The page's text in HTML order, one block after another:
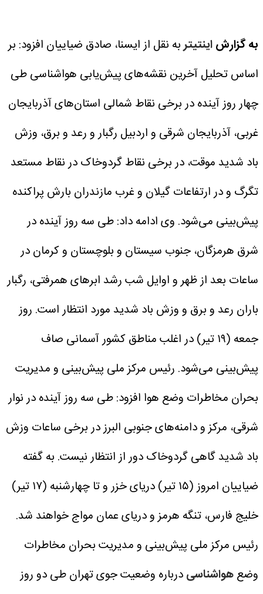
به گزارشاینتیتربه نقل از ایسنا، صادق ضیاییان افزود: بر
اساس تحلیل آخرین نقشه‌های پیش‌یابی هواشناسی طی
چهار روز آینده در برخی نقاط شمالی استان‌های آذربایجان
غربی، آذربایجان شرقی و اردبیل رگبار و رعد و برق، وزش
باد شدید موقت، در برخی نقاط گردوخاک در نقاط مستعد
تگرگ و در ارتفاعات گیلان و غرب مازندران بارش پراکنده
پیش‌بینی می‌شود. وی ادامه داد: طی سه روز آینده در
شرق هرمزگان، جنوب سیستان و بلوچستان و کرمان در
ساعات بعد از ظهر و اوایل شب رشد ابرهای همرفتی، رگبار
باران رعد و برق و وزش باد شدید مورد انتظار است. روز
جمعه (۱۹ تیر) در اغلب مناطق کشور آسمانی صاف
پیش‌بینی می‌شود. رئیس مرکز ملی پیش‌بینی و مدیریت
بحران مخاطرات وضع هوا افزود: طی سه روز آینده در نوار
شرقی، مرکز و دامنه‌های جنوبی البرز در برخی ساعات وزش
باد شدید گاهی گردوخاک دور از انتظار نیست. به گفته
ضیاییان امروز (۱۵ تیر) دریای خزر و تا چهارشنبه (۱۷ تیر)
خلیج فارس، تنگه هرمز و دریای عمان مواج خواهند شد.
رئیس مرکز ملی پیش‌بینی و مدیریت بحران مخاطرات
وضعهواشناسیدرباره وضعیت جوی تهران طی دو روز